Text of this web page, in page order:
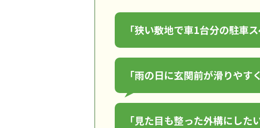
「狭い敷地で車1台分の駐車
「雨の日に玄関前が滑りやす
「見た目も整った外構にしたい